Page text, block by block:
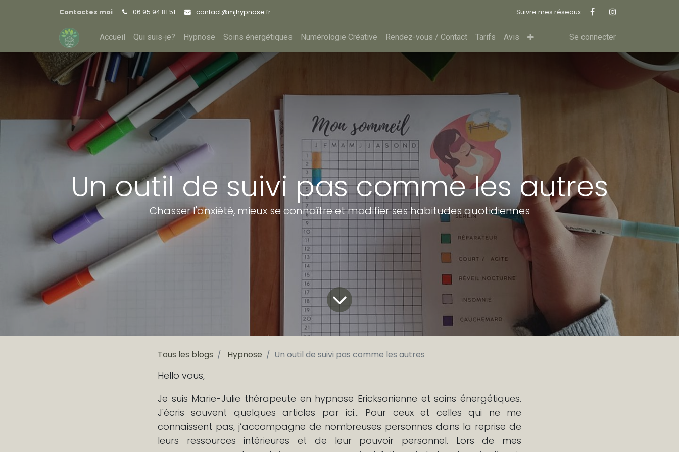
Contactez moi 06 95 94 81 51 contact@mjhypnose.fr Suivre mes réseaux
Accueil Qui suis-je? Hypnose Soins énergétiques Numérologie Créative Rendez-vous / Contact Tarifs Avis Se connecter
Un outil de suivi pas comme les autres
Chasser l'anxiété, mieux se connaître et modifier ses habitudes quotidiennes
Tous les blogs Hypnose Un outil de suivi pas comme les autres
Hello vous,
Je suis Marie-Julie thérapeute en hypnose Ericksonienne et soins énergétiques.
J'écris souvent quelques articles par ici... Pour ceux et celles qui ne me
connaissent pas, j’accompagne de nombreuses personnes dans la reprise de
leurs ressources intérieures et de leur pouvoir personnel. Lors de mes